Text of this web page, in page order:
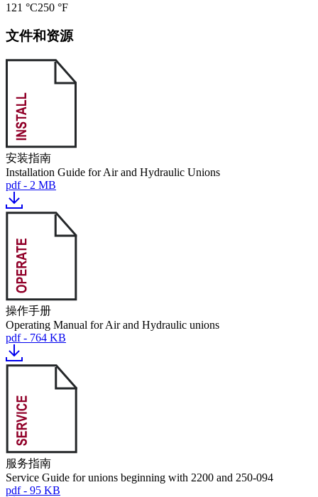
121 °C250 °F
文件和资源
安装指南
Installation Guide for Air and Hydraulic Unions
pdf - 2 MB
操作手册
Operating Manual for Air and Hydraulic unions
pdf - 764 KB
服务指南
Service Guide for unions beginning with 2200 and 250-094
pdf - 95 KB